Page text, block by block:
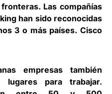
Las compañías
han sido reconocidas
3 o más países. Cisco
empresas también
lugares para trabajar.